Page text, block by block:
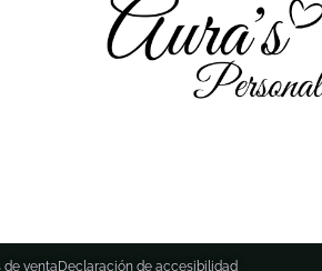
de venta Declaración de accesibilidad